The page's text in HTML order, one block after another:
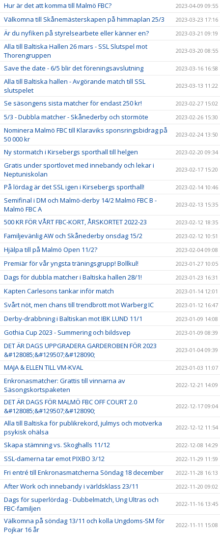
Hur är det att komma till Malmö FBC? 2023-04-09 09:55
Välkomna till Skånemästerskapen på himmaplan 25/3 2023-03-23 17:16
Är du nyfiken på styrelsearbete eller känner en? 2023-03-21 09:19
Alla till Baltiska Hallen 26 mars - SSL Slutspel mot
Thorengruppen
2023-03-20 08:55
Save the date - 6/5 blir det föreningsavslutning 2023-03-16 16:58
Alla till Baltiska hallen - Avgörande match till SSL
slutspelet
2023-03-13 11:22
Se säsongens sista matcher för endast 250 kr! 2023-02-27 15:02
5/3 - Dubbla matcher - Skånederby och stormöte 2023-02-26 15:30
Nominera Malmö FBC till Klaraviks sponsringsbidrag på
50 000 kr
2023-02-24 13:50
Ny stormatch i Kirsebergs sporthall till helgen 2023-02-20 09:34
Gratis under sportlovet med innebandy och lekar i
Neptuniskolan
2023-02-17 15:20
På lördag är det SSL igen i Kirsebergs sporthall! 2023-02-14 10:46
Semifinal i DM och Malmö-derby 14/2 Malmö FBC B -
Malmö FBC A
2023-02-13 15:35
500 KR FÖR VÅRT FBC-KORT, ÅRSKORTET 2022-23 2023-02-12 18:35
Familjevänlig AW och Skånederby onsdag 15/2 2023-02-12 10:51
Hjälpa till på Malmö Open 11/2? 2023-02-04 09:08
Premiär för vår yngsta träningsgrupp! Bollkul! 2023-01-27 10:05
Dags för dubbla matcher i Baltiska hallen 28/1! 2023-01-23 16:31
Kapten Carlesons tankar inför match 2023-01-14 12:01
Svårt nöt, men chans till trendbrott mot Warberg IC 2023-01-12 16:47
Derby-drabbning i Baltiskan mot IBK LUND 11/1 2023-01-09 14:08
Gothia Cup 2023 - Summering och bildsvep 2023-01-09 08:39
DET ÄR DAGS UPPGRADERA GARDEROBEN FÖR 2023
&#128085;&#129507;&#128090;
2023-01-04 09:39
MAJA & ELLEN TILL VM-KVAL 2023-01-03 11:07
Enkronasmatcher: Grattis till vinnarna av
Säsongskortspaketen
2022-12-21 14:09
DET ÄR DAGS FÖR MALMÖ FBC OFF COURT 2.0
&#128085;&#129507;&#128090;
2022-12-17 09:04
Alla till Baltiska för publikrekord, julmys och motverka
psykisk ohälsa
2022-12-12 11:54
Skapa stämning vs. Skoghalls 11/12 2022-12-08 14:29
SSL-damerna tar emot PIXBO 3/12 2022-11-29 11:59
Fri entré till Enkronasmatcherna Söndag 18 december 2022-11-28 16:13
After Work och innebandy i världsklass 23/11 2022-11-20 09:02
Dags för superlördag - Dubbelmatch, Ung Ultras och
FBC-familjen
2022-11-16 13:45
Välkomna på söndag 13/11 och kolla Ungdoms-SM för
Pojkar 16 år
2022-11-11 15:08